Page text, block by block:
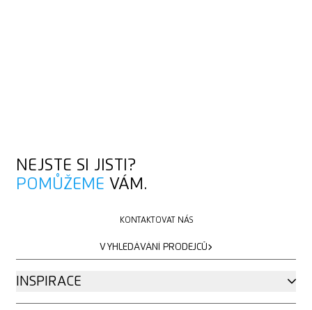
NEJSTE SI JISTI?
POMŮŽEME VÁM.
KONTAKTOVAT NÁS
VYHLEDÁVÁNÍ PRODEJCŮ
INSPIRACE